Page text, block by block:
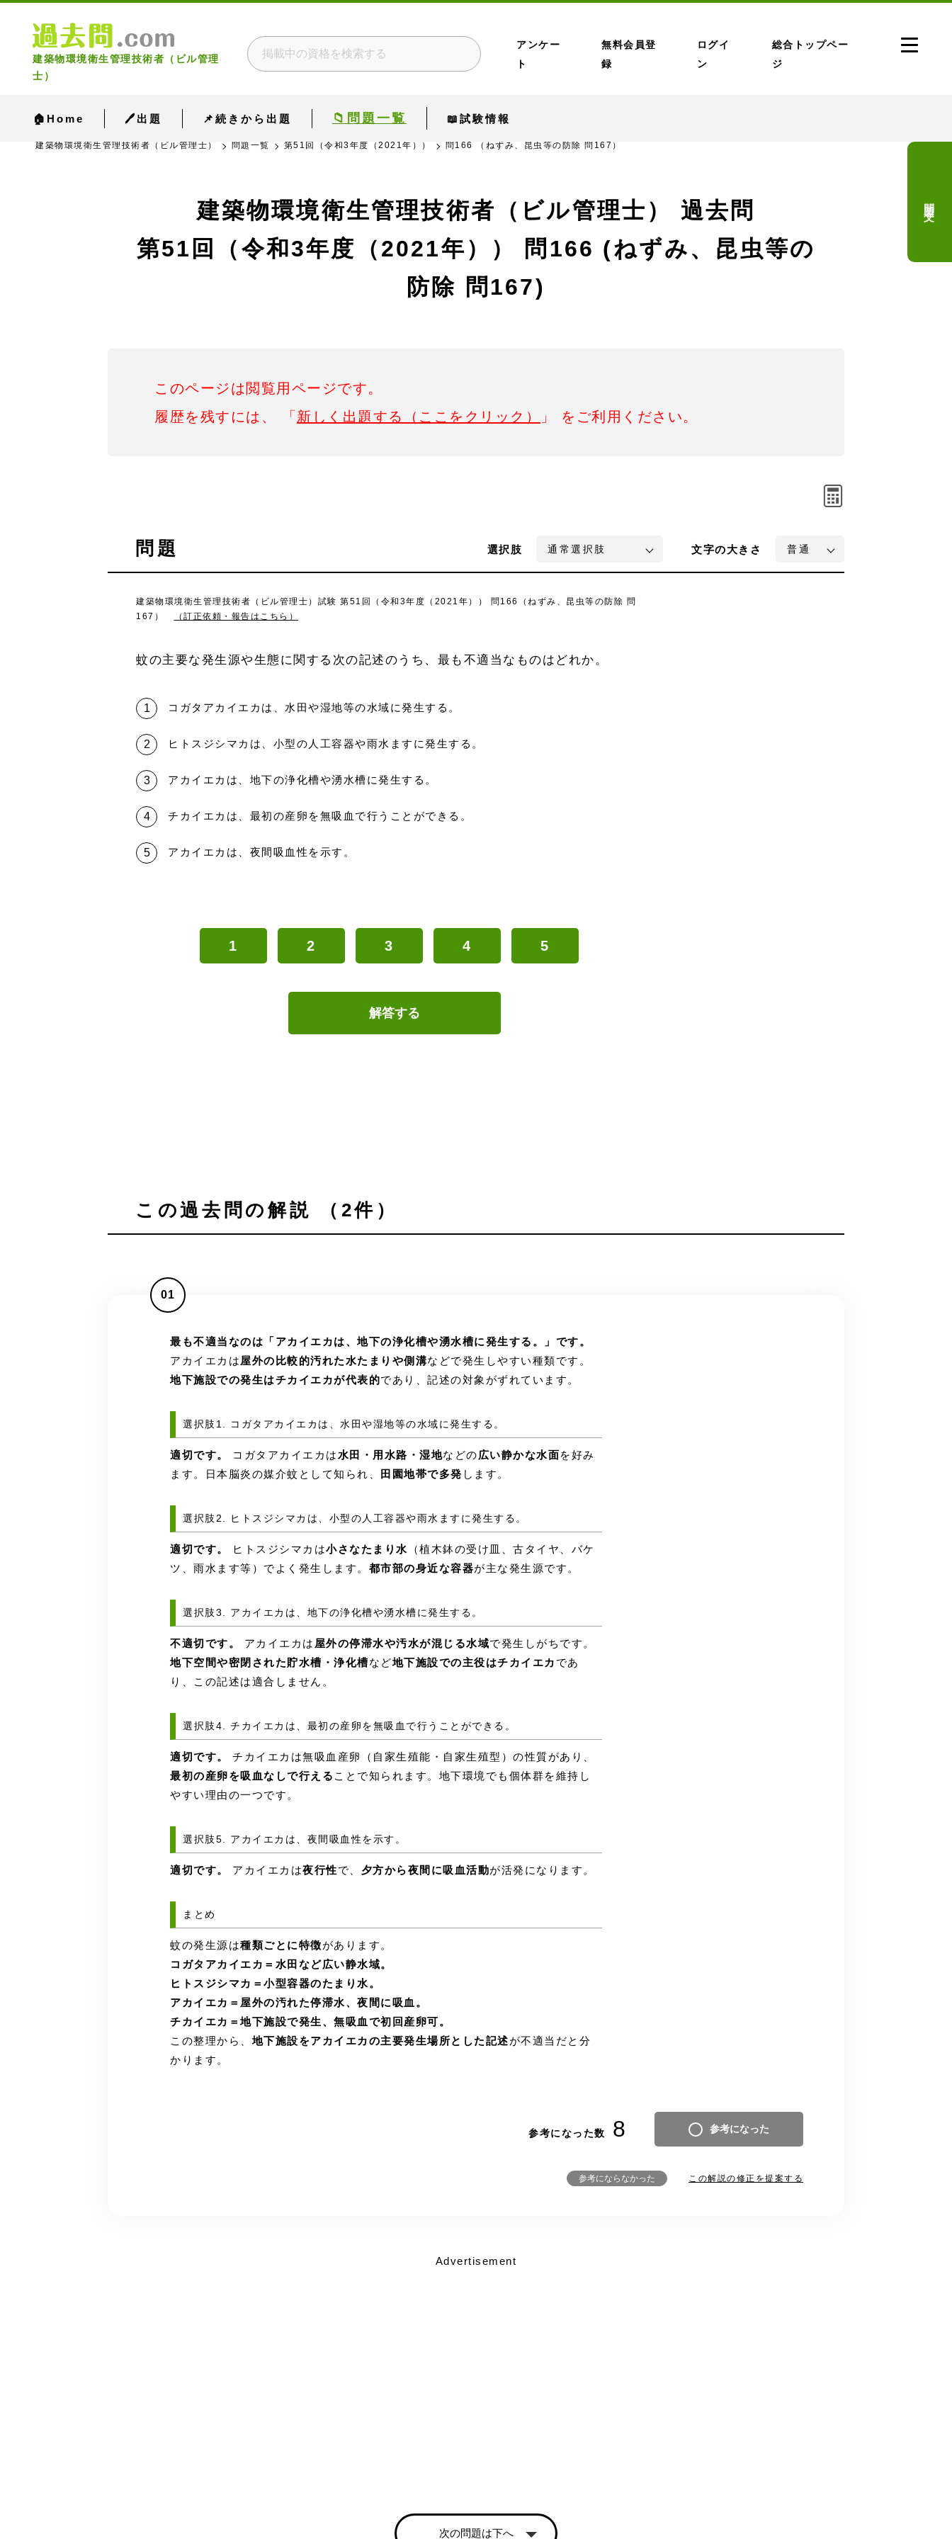
建築物環境衛生管理技術者（ビル管理
士）
アンケー
ト
無料会員登
録
ログイ
ン
総合トップペー
ジ
🏠Home 🖊出題 📌続きから出題 📁問題一覧 📖試験情報
建築物環境衛生管理技術者（ビル管理士） 問題一覧 第51回（令和3年度（2021年）） 問166 （ねずみ、昆虫等の防除 問167）
建築物環境衛生管理技術者（ビル管理士） 過去問
第51回（令和3年度（2021年））
問166 (ねずみ、昆虫等の
防除 問167)
このページは閲覧用ページです。
履歴を残すには、 「 新しく出題する（ここをクリック） 」 をご利用ください。
問題 選択肢 文字の大きさ
建築物環境衛生管理技術者（ビル管理士）試験 第51回（令和3年度（2021年）） 問166（ねずみ、昆虫等の防除 問
167）
（訂正依頼・報告はこちら）
蚊の主要な発生源や生態に関する次の記述のうち、最も不適当なものはどれか。
コガタアカイエカは、水田や湿地等の水域に発生する。
ヒトスジシマカは、小型の人工容器や雨水ますに発生する。
アカイエカは、地下の浄化槽や湧水槽に発生する。
チカイエカは、最初の産卵を無吸血で行うことができる。
アカイエカは、夜間吸血性を示す。
1 2 3 4 5
解答する
この過去問の解説 （2件）
01
最も不適当なのは「アカイエカは、地下の浄化槽や湧水槽に発生する。」です。
アカイエカは屋外の比較的汚れた水たまりや側溝などで発生しやすい種類です。
地下施設での発生はチカイエカが代表的であり、記述の対象がずれています。
選択肢1. コガタアカイエカは、水田や湿地等の水域に発生する。
適切です。 コガタアカイエカは水田・用水路・湿地などの広い静かな水面を好み
ます。日本脳炎の媒介蚊として知られ、
田園地帯で多発 します。
選択肢2. ヒトスジシマカは、小型の人工容器や雨水ますに発生する。
適切です。 ヒトスジシマカは小さなたまり水 （植木鉢の受け皿、古タイヤ、バケ
ツ、雨水ます等）でよく発生します。 都市部の身近な容器が主な発生源です。
選択肢3. アカイエカは、地下の浄化槽や湧水槽に発生する。
不適切です。 アカイエカは 屋外の停滞水や汚水が混じる水域で発生しがちです。
地下空間や密閉された貯水槽・浄化槽など地下施設での主役はチカイエカ であ
り、この記述は適合しません。
選択肢4. チカイエカは、最初の産卵を無吸血で行うことができる。
適切です。
チカイエカは無吸血産卵（自家生殖能・自家生殖型）の性質があり、
最初の産卵を吸血なしで行える ことで知られます。地下環境でも個体群を維持し
やすい理由の一つです。
選択肢5. アカイエカは、夜間吸血性を示す。
適切です。 アカイエカは夜行性で、 夕方から夜間に吸血活動が活発になります。
まとめ
蚊の発生源は種類ごとに特徴があります。
コガタアカイエカ＝水田など広い静水域。
ヒトスジシマカ＝小型容器のたまり水。
アカイエカ＝屋外の汚れた停滞水、夜間に吸血。
チカイエカ＝地下施設で発生、無吸血で初回産卵可。
この整理から、地下施設をアカイエカの主要発生場所とした記述が不適当だと分
かります。
参考になった数 8 参考になった
参考にならなかった この解説の修正を提案する
Advertisement
次の問題は下へ